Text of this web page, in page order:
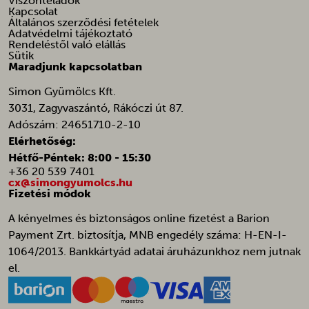
Kapcsolat
Általános szerződési fetételek
Adatvédelmi tájékoztató
Rendeléstől való elállás
Sütik
Maradjunk kapcsolatban
Simon Gyümölcs Kft.
3031, Zagyvaszántó, Rákóczi út 87.
Adószám: 24651710-2-10
Elérhetőség:
Hétfő-Péntek: 8:00 - 15:30
+36 20 539 7401
cx@simongyumolcs.hu
Fizetési módok
A kényelmes és biztonságos online fizetést a Barion
Payment Zrt. biztosítja, MNB engedély száma: H-EN-I-
1064/2013. Bankkártyád adatai áruházunkhoz nem jutnak
el.
woocommerce_items_in_cart
woocommerce_recently_viewed
wordpress_logged_in_*
wp_woocommerce_session_*
wp-settings-*
wp-settings-time-*
ywsl_wp_session
mhcookie
page-views
pys_first_visit
pys_landing_page
pys_start_session
pysAddToCartFragmentId
pysTrafficSource
sbjs_current
sbjs_current_add
sbjs_first
sbjs_first_add
sbjs_migrations
sbjs_session
sbjs_udata
_tt_enable_cookie
_ttp
mailchimp_email_id
mailchimp_user_email
mailchimp.cart.current_email
mailchimp.cart.previous_email
optiMonkClient
optiMonkClientId
__ralv
__v_anl__u__
__v_vrep__t_d__
_adtik
_adtilst
_adtkfc_WrNSBw
_adtkfo_WrNSBw
_adts
_dd_s
_gcl_ag
_gcl_gb
_pandectes_gdpr
_vwo_sn
_vwo_uuid